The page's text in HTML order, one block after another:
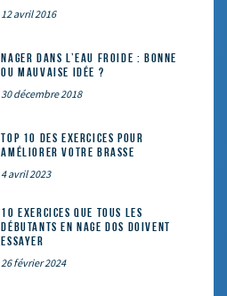
12 avril 2016
Nager dans l’eau froide : bonne
ou mauvaise idée ?
30 décembre 2018
Top 10 des exercices pour
améliorer votre brasse
4 avril 2023
10 exercices que tous les
débutants en nage dos doivent
essayer
26 février 2024